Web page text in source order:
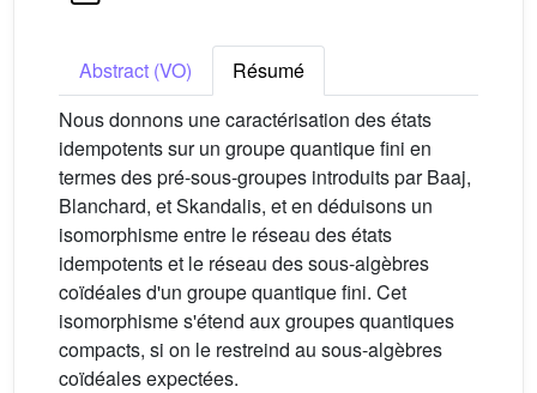
Abstract (VO)
Résumé
Nous donnons une caractérisation des états
idempotents sur un groupe quantique fini en
termes des pré-sous-groupes introduits par Baaj,
Blanchard, et Skandalis, et en déduisons un
isomorphisme entre le réseau des états
idempotents et le réseau des sous-algèbres
coïdéales d'un groupe quantique fini. Cet
isomorphisme s'étend aux groupes quantiques
compacts, si on le restreind au sous-algèbres
coïdéales expectées.